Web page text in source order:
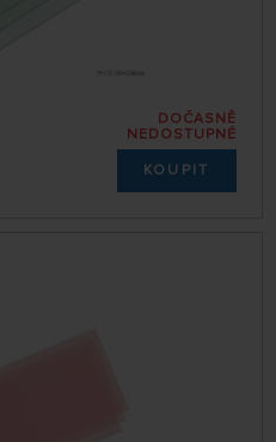
DOČASNĚ
NEDOSTUPNÉ
KOUPIT